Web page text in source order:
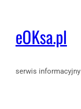
eOKsa.pl
serwis informacyjny